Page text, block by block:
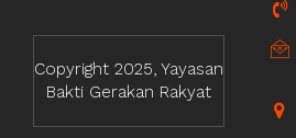
Copyright 2025, Yayasan
Bakti Gerakan Rakyat